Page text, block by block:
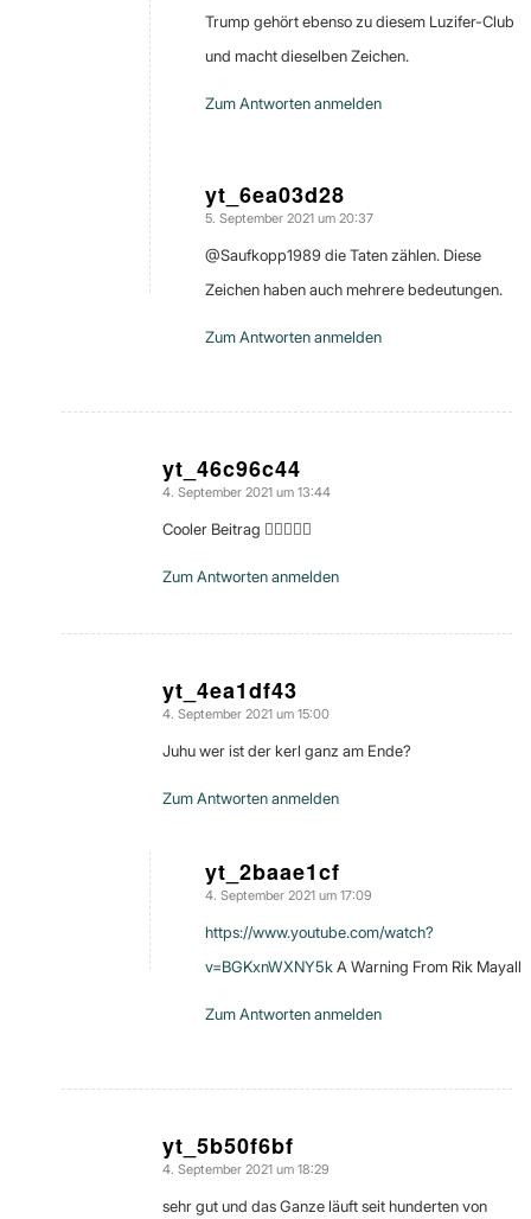
Trump gehört ebenso zu diesem Luzifer-Club
und macht dieselben Zeichen.
Zum Antworten anmelden
yt_6ea03d28
sagte:
5. September 2021 um 20:37
@Saufkopp1989 die Taten zählen. Diese
Zeichen haben auch mehrere bedeutungen.
Zum Antworten anmelden
yt_46c96c44
sagte:
4. September 2021 um 13:44
Cooler Beitrag 👍🏻👏🏻💚
Zum Antworten anmelden
yt_4ea1df43
sagte:
4. September 2021 um 15:00
Juhu wer ist der kerl ganz am Ende?
Zum Antworten anmelden
yt_2baae1cf
sagte:
4. September 2021 um 17:09
https://www.youtube.com/watch?
v=BGKxnWXNY5kA Warning From Rik Mayall
Zum Antworten anmelden
yt_5b50f6bf
sagte:
4. September 2021 um 18:29
sehr gut und das Ganze läuft seit hunderten von